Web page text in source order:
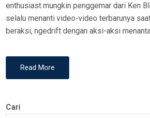
enthusiast mungkin penggemar dari Ken
selalu menanti video-video terbarunya
beraksi, ngedrift dengan aksi-aksi
Read More
Cari